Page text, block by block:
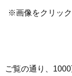
※画像をクリッ
ご覧の通り、